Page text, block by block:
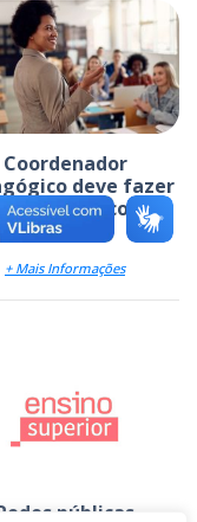
Coordenador
deve fazer
entre escola e
família
+ Mais Informações
públicas